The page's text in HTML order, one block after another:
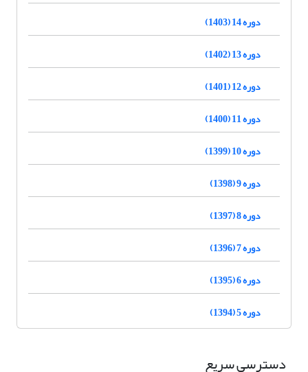
دوره 14 (1403)
دوره 13 (1402)
دوره 12 (1401)
دوره 11 (1400)
دوره 10 (1399)
دوره 9 (1398)
دوره 8 (1397)
دوره 7 (1396)
دوره 6 (1395)
دوره 5 (1394)
دسترسی سریع